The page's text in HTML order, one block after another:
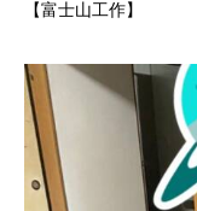
【富士山工作】